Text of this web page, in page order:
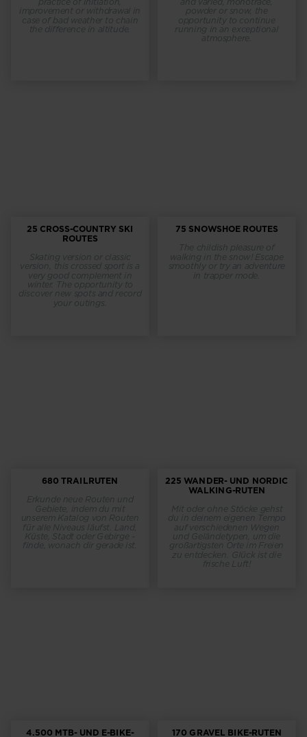
States.
680 TRAILRUTEN
Erkunde neue Routen und
Gebiete, indem du mit
unserem Katalog von Routen
für alle Niveaus läufst. Land,
Küste, Stadt oder Gebirge -
finde, wonach dir gerade ist.
225 WANDER- UND NORDIC
WALKING-RUTEN
Mit oder ohne Stöcke gehst
du in deinem eigenen Tempo
auf verschiedenen Wegen
und Geländetypen, um die
großartigsten Orte im Freien
zu entdecken. Glück ist die
frische Luft!
4.500 MTB- UND E-BIKE-
170 GRAVEL BIKE-RUTEN
improvement or withdrawal in
case of bad weather to chain
the difference in altitude.
powder or snow, the
opportunity to continue
running in an exceptional
atmosphere.
25 CROSS-COUNTRY SKI
ROUTES
Skating version or classic
version, this crossed sport is a
very good complement in
winter. The opportunity to
discover new spots and record
your outings.
75 SNOWSHOE ROUTES
The childish pleasure of
walking in the snow! Escape
smoothly or try an adventure
in trapper mode.